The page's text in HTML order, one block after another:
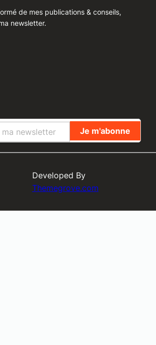
de mes publications & conseils,
newsletter.
Developed By
Themegrove.com